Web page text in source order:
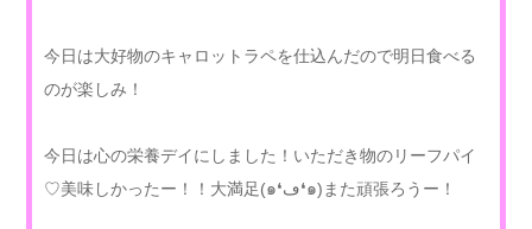
今日は大好物のキャロットラペを仕込んだので明日食べる
のが楽しみ！
今日は心の栄養デイにしました！いただき物のリーフパイ
♡美味しかったー！！大満足(๑❛ڡ❛๑)また頑張ろうー！